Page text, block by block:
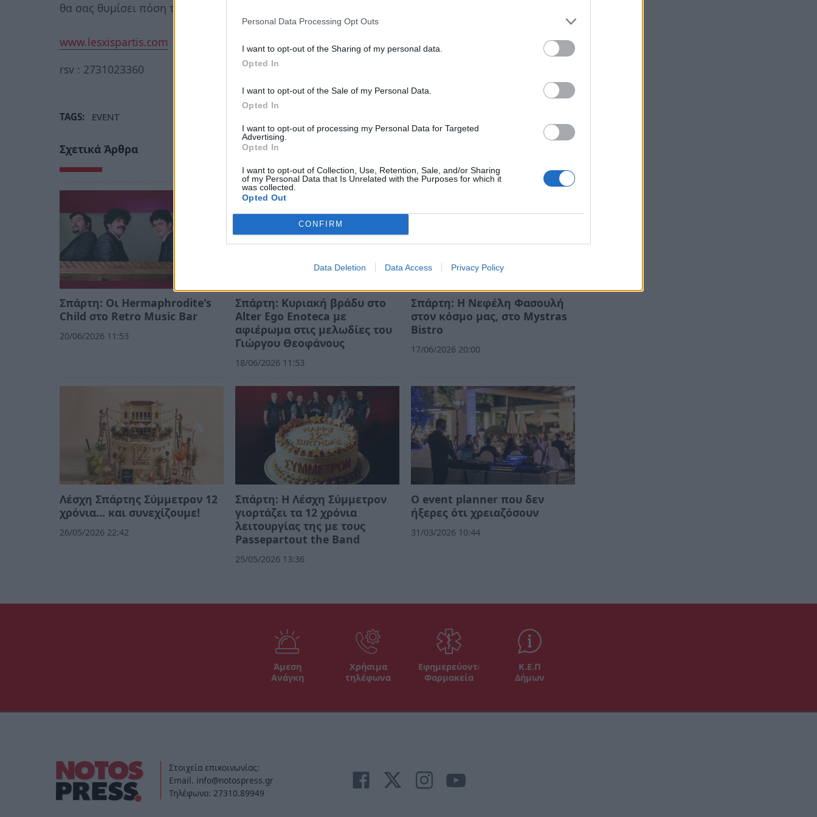
Personal Data Processing Opt Outs
I want to opt-out of the Sharing of my personal data.
Opted In
I want to opt-out of the Sale of my Personal Data.
Opted In
I want to opt-out of processing my Personal Data for Targeted
Advertising.
Opted In
I want to opt-out of Collection, Use, Retention, Sale, and/or Sharing
of my Personal Data that Is Unrelated with the Purposes for which it
was collected.
Opted Out
CONFIRM
Data Deletion Data Access Privacy Policy
θα σας θυμίσει πόση τέχνη μπορεί να χωρέσει σε μια μελωδία.
www.lesxispartis.com
rsv : 2731023360
TAGS: EVENT
Σχετικά Άρθρα
Σπάρτη: Οι Hermaphrodite's
Child στο Retro Music Bar
20/06/2026 11:53
Σπάρτη: Κυριακή βράδυ στο
Alter Ego Enoteca με
αφιέρωμα στις μελωδίες του
Γιώργου Θεοφάνους
18/06/2026 11:53
Σπάρτη: Η Νεφέλη Φασουλή
στον κόσμο μας, στο Mystras
Bistro
17/06/2026 20:00
Λέσχη Σπάρτης Σύμμετρον 12
χρόνια... και συνεχίζουμε!
26/05/2026 22:42
Σπάρτη: Η Λέσχη Σύμμετρον
γιορτάζει τα 12 χρόνια
λειτουργίας της με τους
Passepartout the Band
25/05/2026 13:36
Ο event planner που δεν
ήξερες ότι χρειαζόσουν
31/03/2026 10:44
Άμεση
Ανάγκη
Χρήσιμα
τηλέφωνα
Εφημερεύοντα
Φαρμακεία
Κ.Ε.Π
Δήμων
Στοιχεία επικοινωνίας:
Email. info@notospress.gr
Τηλέφωνο: 27310.89949